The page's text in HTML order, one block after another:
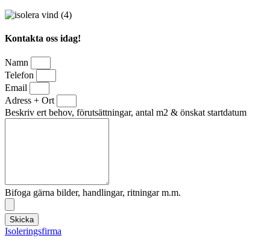
Kontakta oss idag!
Namn
Telefon
Email
Adress + Ort
Beskriv ert behov, förutsättningar, antal m2 & önskat startdatum
Bifoga gärna bilder, handlingar, ritningar m.m.
Skicka
Isoleringsfirma